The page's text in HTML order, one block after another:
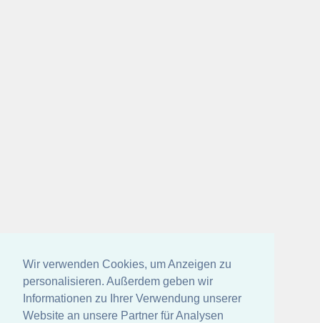
Wir verwenden Cookies, um Anzeigen zu
personalisieren. Außerdem geben wir
Informationen zu Ihrer Verwendung unserer
Website an unsere Partner für Analysen